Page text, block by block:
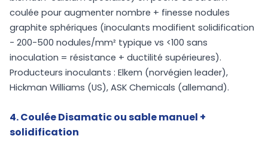
coulée pour augmenter nombre + finesse nodules
graphite sphériques (inoculants modifient solidification
- 200-500 nodules/mm² typique vs <100 sans
inoculation = résistance + ductilité supérieures).
Producteurs inoculants : Elkem (norvégien leader),
Hickman Williams (US), ASK Chemicals (allemand).
4. Coulée Disamatic ou sable manuel +
solidification